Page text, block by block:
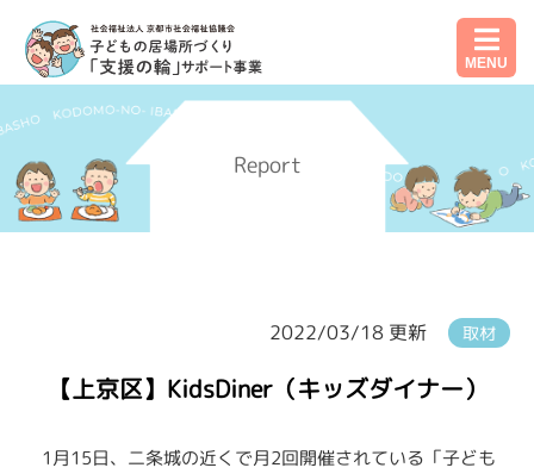
MENU
Report
2022/03/18 更新 取材
【上京区】KidsDiner（キッズダイナー）
1月15日、二条城の近くで月2回開催されている「子ども